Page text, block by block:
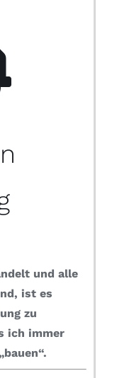
und alle
ist es
zu
ich immer